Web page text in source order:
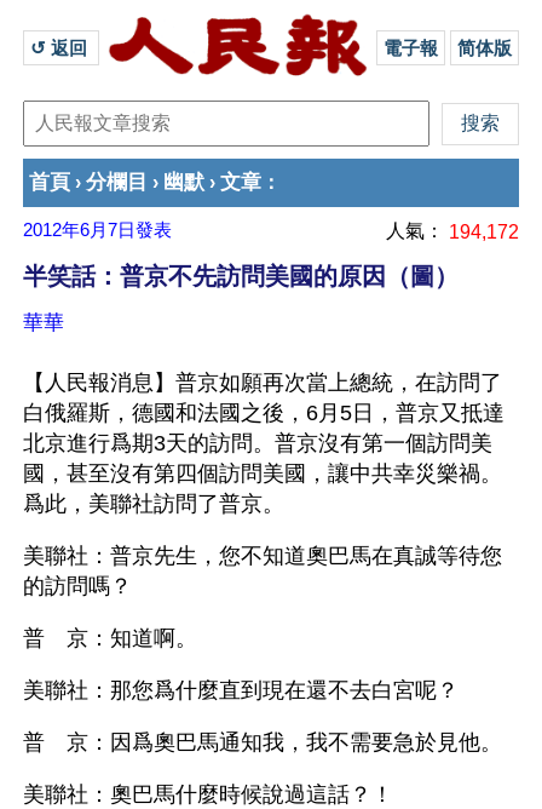
↺ 返回 電子報 简体版
首頁 › 分欄目 › 幽默 › 文章 ：
2012年6月7日發表 人氣： 194,172
半笑話：普京不先訪問美國的原因（圖）
華華
【人民報消息】普京如願再次當上總統，在訪問了
白俄羅斯，德國和法國之後，6月5日，普京又抵達
北京進行爲期3天的訪問。普京沒有第一個訪問美
國，甚至沒有第四個訪問美國，讓中共幸災樂禍。
爲此，美聯社訪問了普京。
美聯社：普京先生，您不知道奧巴馬在真誠等待您
的訪問嗎？
普　京：知道啊。
美聯社：那您爲什麼直到現在還不去白宮呢？
普　京：因爲奧巴馬通知我，我不需要急於見他。
美聯社：奧巴馬什麼時候說過這話？！